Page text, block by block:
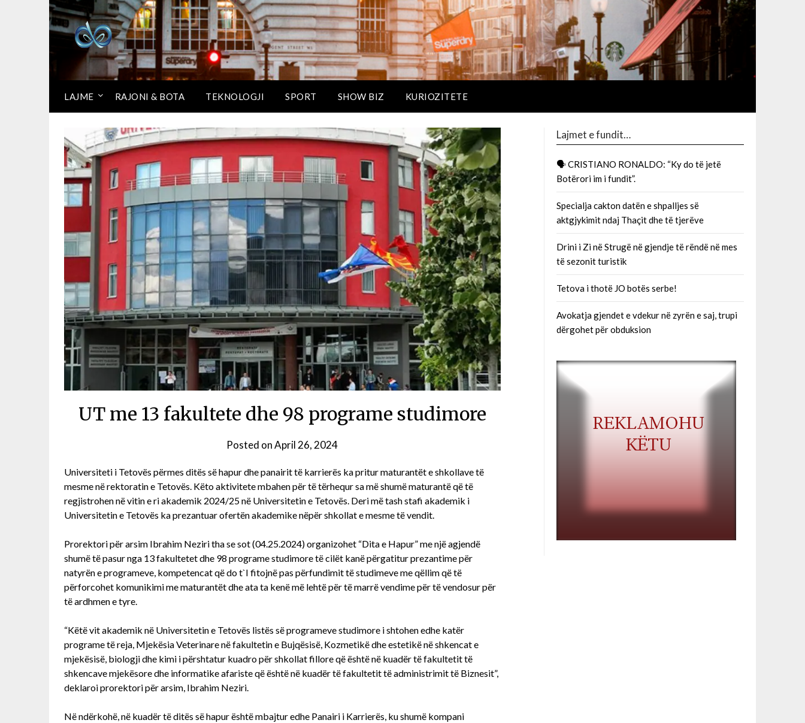
LAJME RAJONI & BOTA TEKNOLOGJI SPORT SHOW BIZ KURIOZITETE
UT me 13 fakultete dhe 98 programe studimore
Posted onApril 26, 2024
Universiteti i Tetovës përmes ditës së hapur dhe panairit të karrierës ka pritur maturantët e shkollave të
mesme në rektoratin e Tetovës. Këto aktivitete mbahen për të tërhequr sa më shumë maturantë që të
regjistrohen në vitin e ri akademik 2024/25 në Universitetin e Tetovës. Deri më tash stafi akademik i
Universitetin e Tetovës ka prezantuar ofertën akademike nëpër shkollat e mesme të vendit.
Prorektori për arsim Ibrahim Neziri tha se sot (04.25.2024) organizohet “Dita e Hapur” me një agjendë
shumë të pasur nga 13 fakultetet dhe 98 programe studimore të cilët kanë përgatitur prezantime për
natyrën e programeve, kompetencat që do t`I fitojnë pas përfundimit të studimeve me qëllim që të
përforcohet komunikimi me maturantët dhe ata ta kenë më lehtë për të marrë vendime për të vendosur për
të ardhmen e tyre.
“Këtë vit akademik në Universitetin e Tetovës listës së programeve studimore i shtohen edhe katër
programe të reja, Mjekësia Veterinare në fakultetin e Bujqësisë, Kozmetikë dhe estetikë në shkencat e
mjekësisë, biologji dhe kimi i përshtatur kuadro për shkollat fillore që është në kuadër të fakultetit të
shkencave mjekësore dhe informatike afariste që është në kuadër të fakultetit të administrimit të Biznesit”,
deklaroi prorektori për arsim, Ibrahim Neziri.
Në ndërkohë, në kuadër të ditës së hapur është mbajtur edhe Panairi i Karrierës, ku shumë kompani
Lajmet e fundit…
🗣 CRISTIANO RONALDO: “Ky do të jetë
Botërori im i fundit”.
Specialja cakton datën e shpalljes së
aktgjykimit ndaj Thaçit dhe të tjerëve
Drini i Zi në Strugë në gjendje të rëndë në mes
të sezonit turistik
Tetova i thotë JO botës serbe!
Avokatja gjendet e vdekur në zyrën e saj, trupi
dërgohet për obduksion